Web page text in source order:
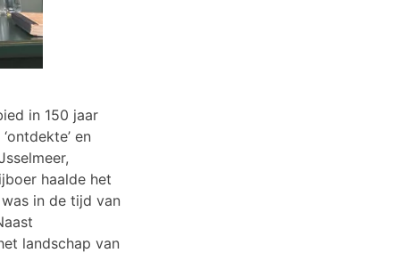
in 150 jaar
en
haalde het
in de tijd van
landschap van